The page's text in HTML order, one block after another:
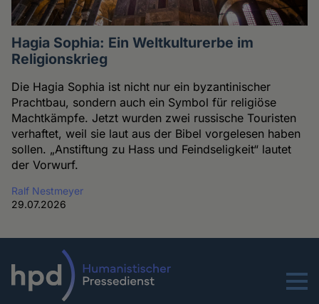
Hagia Sophia: Ein Weltkulturerbe im
Religionskrieg
Die Hagia Sophia ist nicht nur ein byzantinischer
Prachtbau, sondern auch ein Symbol für religiöse
Machtkämpfe. Jetzt wurden zwei russische Touristen
verhaftet, weil sie laut aus der Bibel vorgelesen haben
sollen. „Anstiftung zu Hass und Feindseligkeit“ lautet
der Vorwurf.
Ralf Nestmeyer
29.07.2026
Menu